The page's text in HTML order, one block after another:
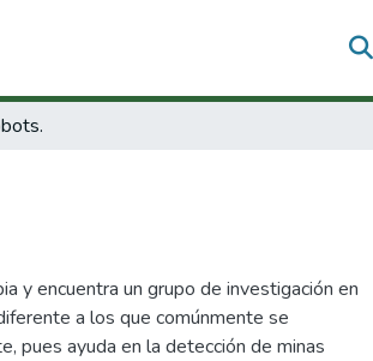
y encuentra un grupo de investigación en
a los que comúnmente se
pues ayuda en la detección de minas